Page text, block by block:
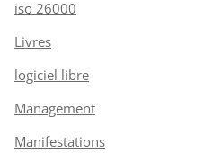
iso 26000
Livres
logiciel libre
Management
Manifestations